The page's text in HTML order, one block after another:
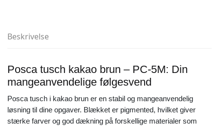
Beskrivelse
Posca tusch kakao brun – PC-5M: Din
mangeanvendelige følgesvend
Posca tusch i kakao brun er en stabil og mangeanvendelig
løsning til dine opgaver. Blækket er pigmented, hvilket giver
stærke farver og god dækning på forskellige materialer som